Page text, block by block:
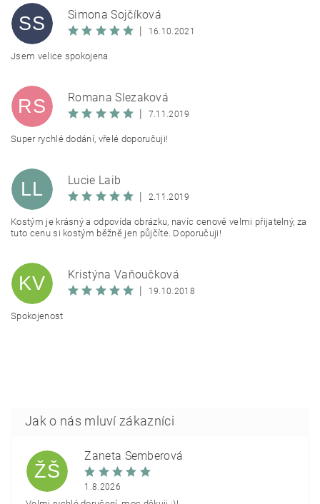
SS
Simona Sojčíková
|
16.10.2021
Jsem velice spokojena
RS
Romana Slezaková
|
7.11.2019
Super rychlé dodání, vřelé doporučuji!
LL
Lucie Laib
|
2.11.2019
Kostým je krásný a odpovída obrázku, navíc cenově velmi přijatelný, za
tuto cenu si kostým běžně jen půjčíte. Doporučuji!
KV
Kristýna Vaňoučková
|
19.10.2018
Spokojenost
ŽŠ
Žaneta Šemberová
1.8.2026